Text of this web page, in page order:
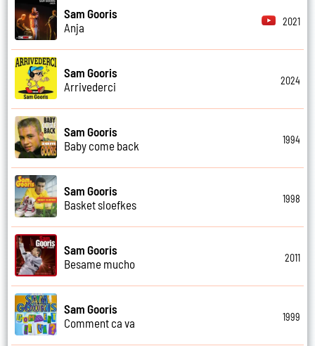
Sam Gooris
Anja
2021
Sam Gooris
Arrivederci
2024
Sam Gooris
Baby come back
1994
Sam Gooris
Basket sloefkes
1998
Sam Gooris
Besame mucho
2011
Sam Gooris
Comment ca va
1999